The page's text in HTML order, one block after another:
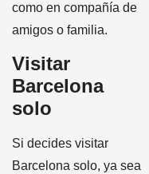
como en compañía de
amigos o familia.
Visitar
Barcelona
solo
Si decides visitar
Barcelona solo, ya sea